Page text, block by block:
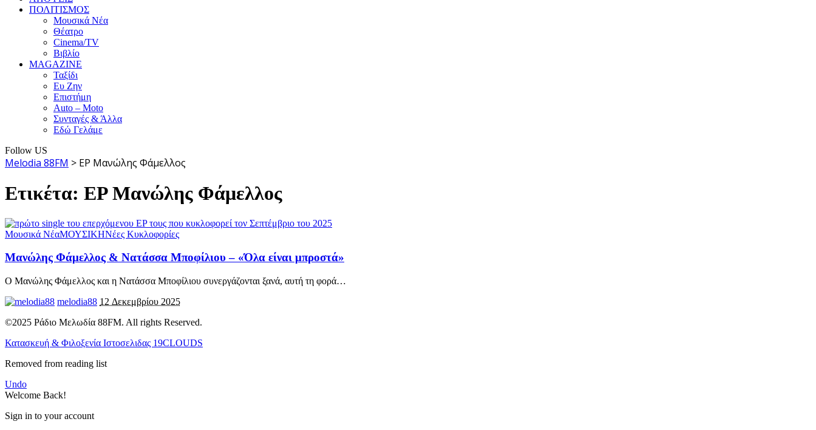
ΠΟΛΙΤΙΣΜΟΣ
Μουσικά Νέα
Θέατρο
Cinema/TV
Βιβλίο
MAGAZINE
Ταξίδι
Ευ Ζην
Επιστήμη
Auto – Moto
Συνταγές & Άλλα
Εδώ Γελάμε
Follow US
Melodia 88FM > EP Μανώλης Φάμελλος
Ετικέτα: EP Μανώλης Φάμελλος
Μουσικά ΝέαΜΟΥΣΙΚΗΝέες Κυκλοφορίες
Μανώλης Φάμελλος & Νατάσσα Μποφίλιου – «Όλα είναι μπροστά»
Ο Μανώλης Φάμελλος και η Νατάσσα Μποφίλιου συνεργάζονται ξανά, αυτή τη φορά…
melodia88 12 Δεκεμβρίου 2025
©2025 Ράδιο Μελωδία 88FM. All rights Reserved.
Κατασκευή & Φιλοξενία Ιστοσελιδας 19CLOUDS
Removed from reading list
Undo
Welcome Back!
Sign in to your account